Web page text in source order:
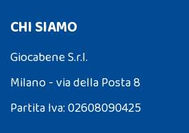
CHI SIAMO
Giocabene S.r.l.
Milano - via della Posta 8
Partita Iva: 02608090425